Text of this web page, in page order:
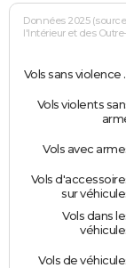
Données 2025
l'Intérieur et des
Vols sans violence
Vols violents
Vols avec
Vols
sur
Vols dans
Vols de